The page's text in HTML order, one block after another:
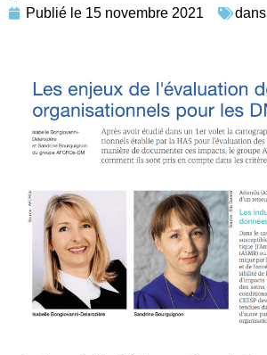
Publié le 15 novembre 2021 dans